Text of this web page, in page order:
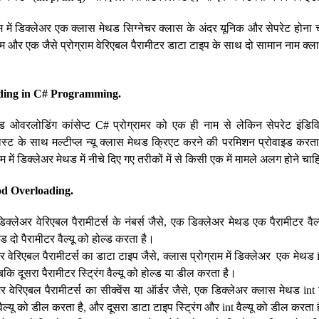
में डिक्लेअर एक क्लास मेथड सिग्नेचर क्लास के अंदर यूनिक और सेपरेट होना
और एक जैसे प्रोग्राम वेरिएबल पैरामीटर डाटा टाइप के साथ दो सामान नाम
in C# Programming.
ओवरलोडिंग कांसेप्ट C# प्रोग्रामर को एक ही नाम से लेकिन सेपरेट
के साथ मल्टीप्ल न्यू क्लास मेथड क्रिएट करने की परमिशन प्रोवाइड
में डिक्लेअर मेथड में नीचे दिए गए तरीकों में से किसी एक में मामले अलग होने
Overloading.
वेरिएबल पैरामीटर्स के नंबर्स जैसे, एक डिक्लेअर मेथड एक पैरामीटर
दो पैरामीटर वैल्यू को होल्ड करता है।
पैरामीटर्स का डाटा टाइप जैसे, क्लास प्रोग्राम में डिक्लेअर एक मेथड
दूसरा पैरामीटर स्ट्रिंग वैल्यू को होल्ड या डील करता है।
वेरिएबल पैरामीटर्स का सीक्वेंस या ऑर्डर जैसे, एक डिक्लेअर क्लास मेथड int
वैल्यू को डील करता है, और दूसरा डाटा टाइप स्ट्रिंग और int वैल्यू को डील करता